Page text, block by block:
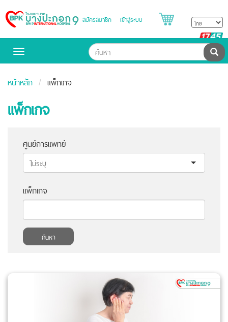
Bangpakok
Hospital
สมัครสมาชิก เข้าสู่ระบบ
Toggle
ค้น
หน้าหลัก แพ็กเกจ
แพ็กเกจ
ศูนย์การแพทย์
แพ็กเกจ
ค้นหา